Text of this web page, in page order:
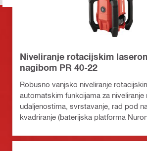
Niveliranje rotacijskim
nagibom PR 40-22
Robusno vanjsko niveliranje
automatskim funkcijama za niveliranje
udaljenostima, svrstavanje, rad pod
kvadriranje (baterijska platforma